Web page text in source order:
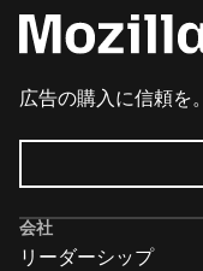
広告の購入に信頼を。
会社
リーダーシップ